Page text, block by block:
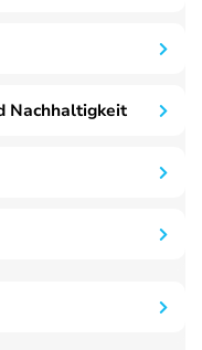
Nachhaltigkeit